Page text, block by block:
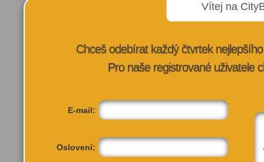
Vítej na
Chceš odebírat každý čtvrtek
Pro naše registrované uživatele
E-mail:
Oslovení: